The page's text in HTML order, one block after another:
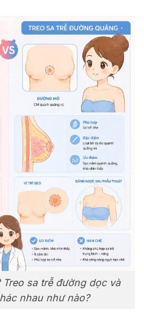
Treo sa trễ đường dọc và
nhau như nào?